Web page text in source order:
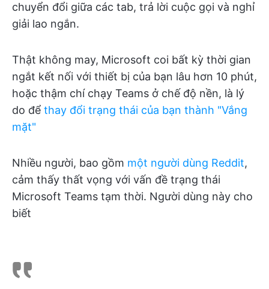
chuyển đổi giữa các tab, trả lời cuộc gọi và nghỉ
giải lao ngắn.
Thật không may, Microsoft coi bất kỳ thời gian
ngắt kết nối với thiết bị của bạn lâu hơn 10 phút,
hoặc thậm chí chạy Teams ở chế độ nền, là lý
do để thay đổi trạng thái của bạn thành "Vắng
mặt"
Nhiều người, bao gồm một người dùng Reddit,
cảm thấy thất vọng với vấn đề trạng thái
Microsoft Teams tạm thời. Người dùng này cho
biết